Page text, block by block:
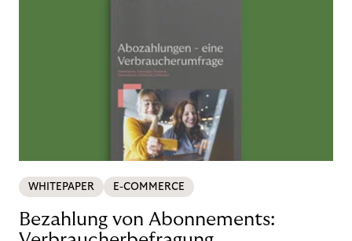
WHITEPAPER E-COMMERCE
Bezahlung von Abonnements: